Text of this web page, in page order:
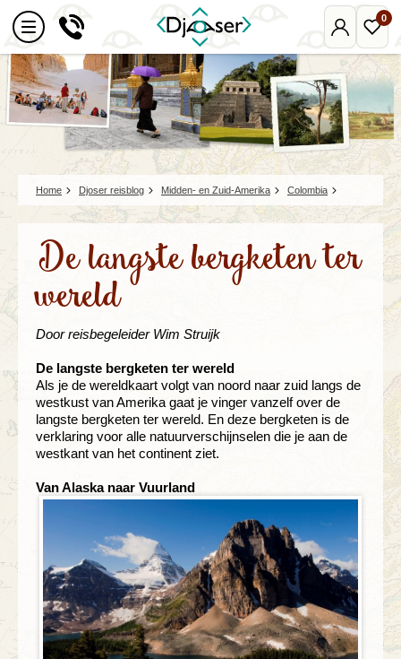
Mijn
Djoser
0
Home Djoser reisblog Midden- en Zuid-Amerika Colombia
De langste bergketen ter
wereld
Door reisbegeleider Wim Struijk
De langste bergketen ter wereld
Als je de wereldkaart volgt van noord naar zuid langs de
westkust van Amerika gaat je vinger vanzelf over de
langste bergketen ter wereld. En deze bergketen is de
verklaring voor alle natuurverschijnselen die je aan de
westkant van het continent ziet.
Van Alaska naar Vuurland